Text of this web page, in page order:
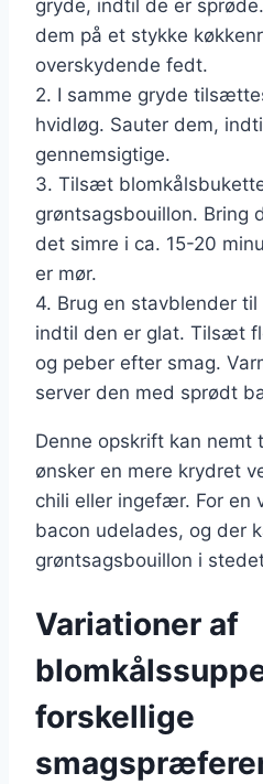
gryde, indtil de er
dem på et stykke
overskydende fedt.
2. I samme gryde
hvidløg. Sauter dem,
gennemsigtige.
3. Tilsæt
grøntsagsbouillon. Bring
det simre i ca. 15-20
er mør.
4. Brug en stavblender
indtil den er glat. Tilsæt
og peber efter smag.
server den med sprødt
Denne opskrift kan nemt
ønsker en mere krydret
chili eller ingefær. For en
bacon udelades, og der
grøntsagsbouillon i
Variationer af
forskellige